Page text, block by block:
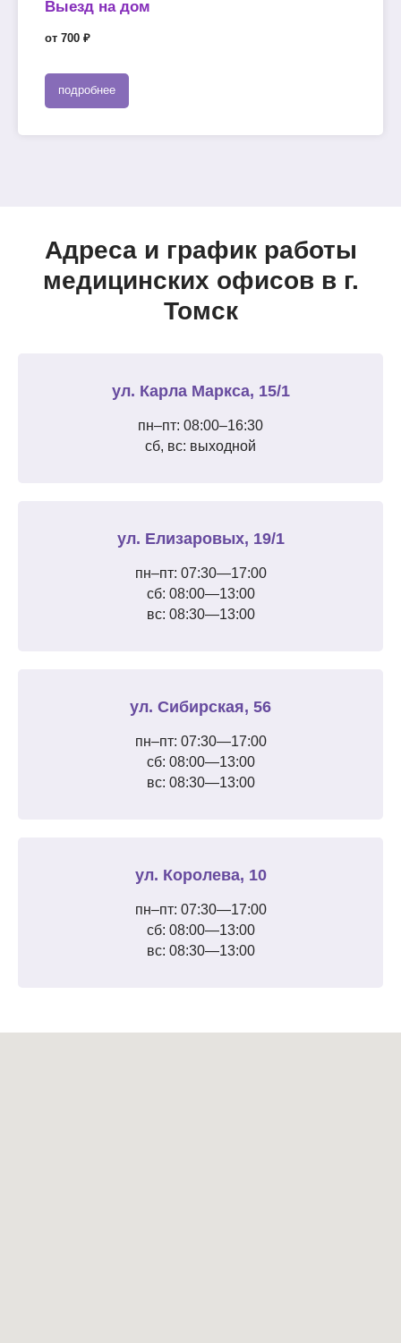
Выезд на дом
от 700 ₽
подробнее
Адреса и график работы
медицинских офисов в г.
Томск
ул. Карла Маркса, 15/1
пн–пт: 08:00–16:30
сб, вс: выходной
ул. Елизаровых, 19/1
пн–пт: 07:30—17:00
сб: 08:00—13:00
вс: 08:30—13:00
ул. Сибирская, 56
пн–пт: 07:30—17:00
сб: 08:00—13:00
вс: 08:30—13:00
ул. Королева, 10
пн–пт: 07:30—17:00
сб: 08:00—13:00
вс: 08:30—13:00